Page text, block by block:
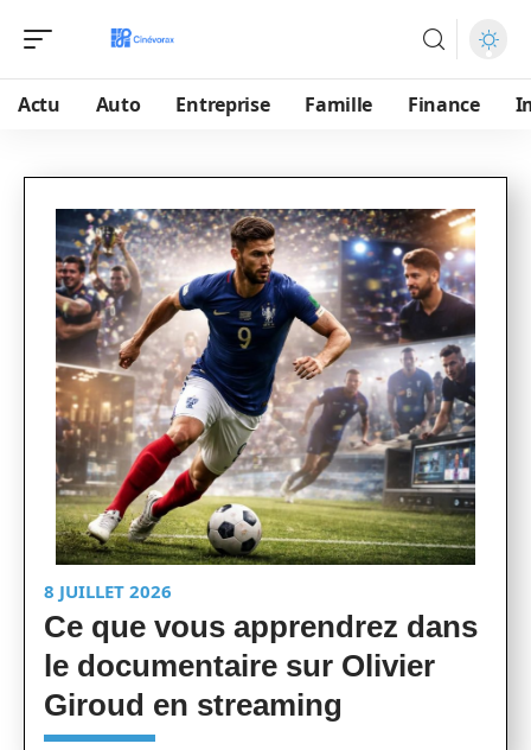
Actu Auto Entreprise Famille Finance
8 JUILLET 2026
Ce que vous apprendrez dans
le documentaire sur Olivier
Giroud en streaming